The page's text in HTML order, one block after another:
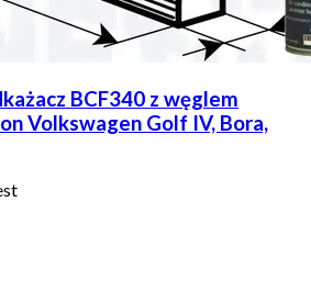
BCF340 z węglem
Volkswagen Golf IV, Bora,